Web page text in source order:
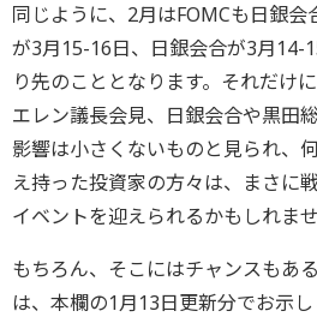
同じように、2月はFOMCも日銀会
が3月15-16日、日銀会合が3月14-
り先のこととなります。それだけ
エレン議長会見、日銀会合や黒田
影響は小さくないものと見られ、
え持った投資家の方々は、まさに
イベントを迎えられるかもしれませ
もちろん、そこにはチャンスもあ
は、本欄の1月13日更新分でお示